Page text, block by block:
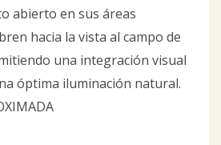
abierto en sus áreas
hacia la vista al campo de
una integración visual
óptima iluminación natural.